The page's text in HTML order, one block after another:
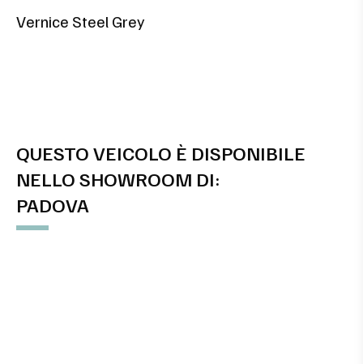
Vernice Steel Grey
QUESTO VEICOLO È DISPONIBILE
NELLO SHOWROOM DI:
PADOVA